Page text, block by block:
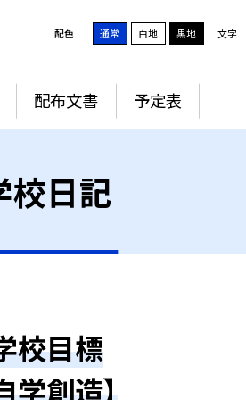
配色 通常 白地 黒地 文字
配布文書 予定表
校日記
校目標
学創造】